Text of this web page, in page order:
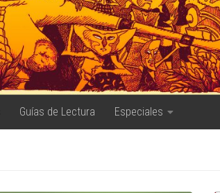
Guías de Lectura Especiales